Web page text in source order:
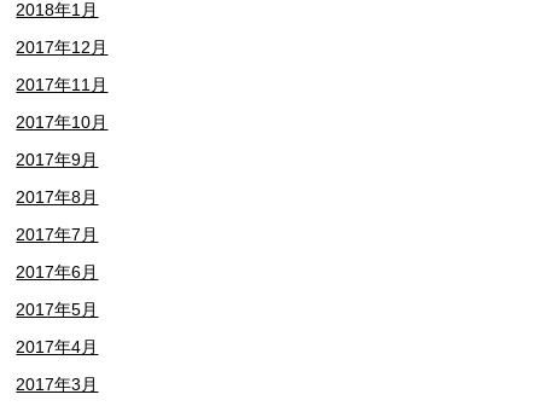
2018年1月
2017年12月
2017年11月
2017年10月
2017年9月
2017年8月
2017年7月
2017年6月
2017年5月
2017年4月
2017年3月